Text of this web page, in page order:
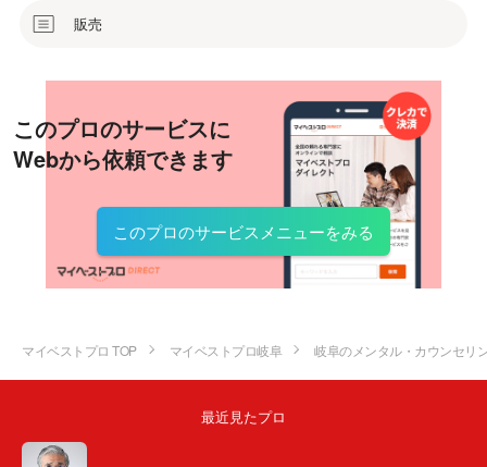
販売
このプロのサービスに
Webから依頼できます
このプロのサービスメニューをみる
マイベストプロ TOP マイベストプロ岐阜 岐阜のメンタル・カウンセリ
最近見たプロ